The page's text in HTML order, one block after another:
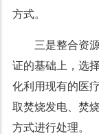
方式。
三是整合资
证的基础上，选
化利用现有的医
取焚烧发电、焚
方式进行处理。